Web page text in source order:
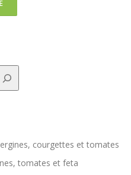
courgettes et tomates
tomates et feta